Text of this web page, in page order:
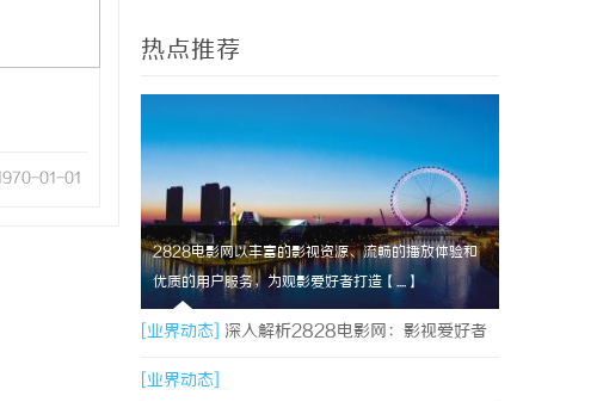
01-01
热点推荐
2828电影网以丰富的影视资源、流畅的播放体验和
优质的用户服务，为观影爱好者打造【....】
[业界动态] 深入解析2828电影网：影视爱好者
的优质观影平台体验
[业界动态]